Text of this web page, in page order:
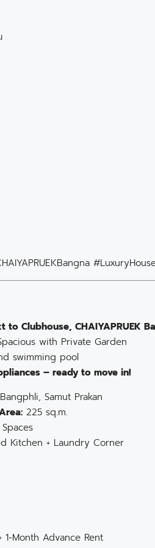
Clubhouse, CHAIYAPRUEK
with Private Garden
swimming pool
– ready to move in!
Samut Prakan
225 sq.m.
Kitchen + Laundry Corner
Month Advance Rent